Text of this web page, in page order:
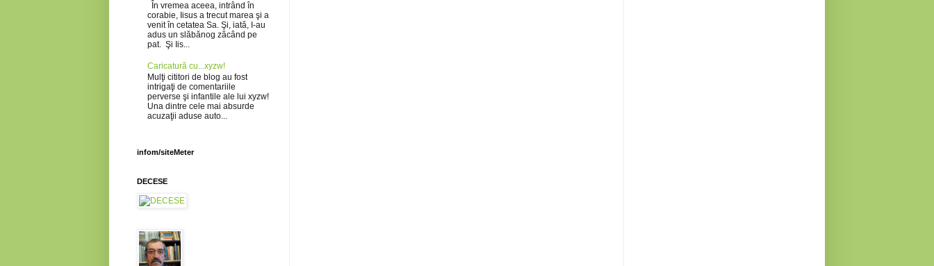
În vremea aceea, intrând în
corabie, Iisus a trecut marea şi a
venit în cetatea Sa. Şi, iată, I-au
adus un slăbănog zăcând pe
pat. Şi Iis...
Caricatură cu...xyzw!
Mulţi cititori de blog au fost
intrigaţi de comentariile
perverse şi infantile ale lui xyzw!
Una dintre cele mai absurde
acuzaţii aduse auto...
infom/siteMeter
DECESE